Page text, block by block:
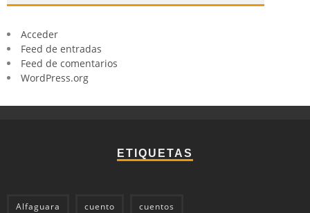
Acceder
Feed de entradas
Feed de comentarios
WordPress.org
ETIQUETAS
Alfaguara cuento cuentos